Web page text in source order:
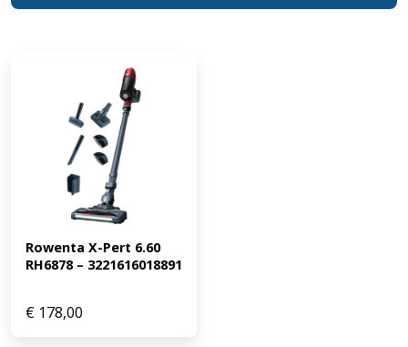
Rowenta X-Pert 6.60
RH6878 – 3221616018891
€ 178,00